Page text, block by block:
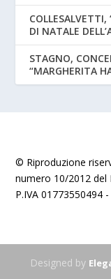
DI NATALE
STAGNO,
“MARGHERITA
© Riproduzione
numero 10/2012 del
P.IVA 01773550494 -
Designed by